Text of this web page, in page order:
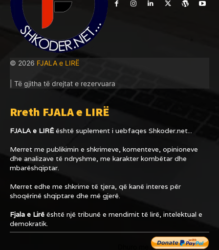
© 2026 FJALA e LIRË
| Të gjitha të drejtat e rezervuara
Rreth FJALA e LIRË
FJALA e LIRËështë suplement i uebfaqes Shkoder.net...
Merret me publikimin e shkrimeve, komenteve, opinioneve
dhe analizave të ndryshme, me karakter kombëtar dhe
mbarëshqiptar.
Merret edhe me shkrime të tjera, që kanë interes për
shoqërinë shqiptare dhe më gjerë.
Fjala e Lirë është një tribunë e mendimit të lirë, intelektual e
demokratik.